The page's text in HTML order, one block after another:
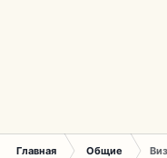
Главная Общие